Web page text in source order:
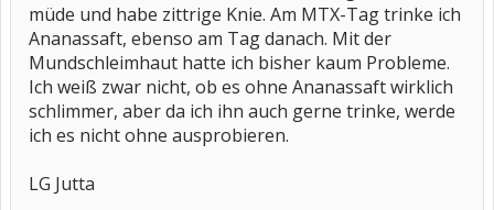
müde und habe zittrige Knie. Am MTX-Tag trinke ich
Ananassaft, ebenso am Tag danach. Mit der
Mundschleimhaut hatte ich bisher kaum Probleme.
Ich weiß zwar nicht, ob es ohne Ananassaft wirklich
schlimmer, aber da ich ihn auch gerne trinke, werde
ich es nicht ohne ausprobieren.
LG Jutta